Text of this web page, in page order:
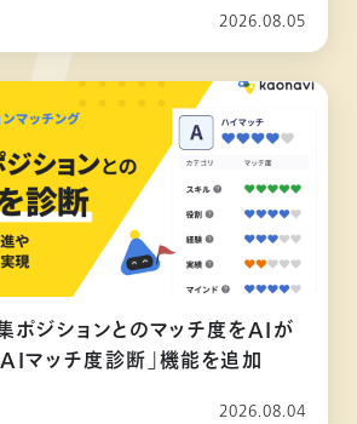
2026.08.05
集ポジションとのマッチ度をAIが
マッチ度診断」機能を追加
2026.08.04